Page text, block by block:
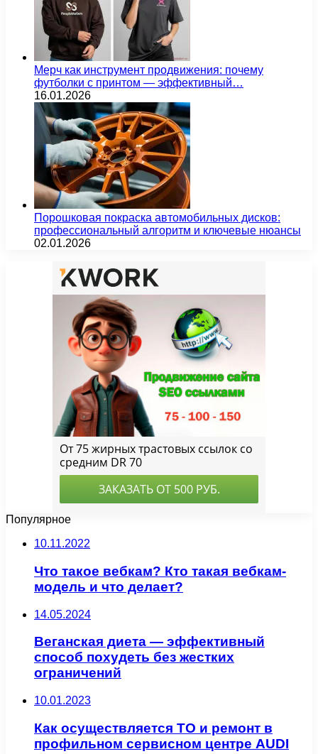
Мерч как инструмент продвижения: почему
футболки с принтом — эффективный…
16.01.2026
Порошковая покраска автомобильных дисков:
профессиональный алгоритм и ключевые нюансы
02.01.2026
Популярное
10.11.2022
Что такое вебкам? Кто такая вебкам-
модель и что делает?
14.05.2024
Веганская диета — эффективный
способ похудеть без жестких
ограничений
10.01.2023
Как осуществляется ТО и ремонт в
профильном сервисном центре AUDI